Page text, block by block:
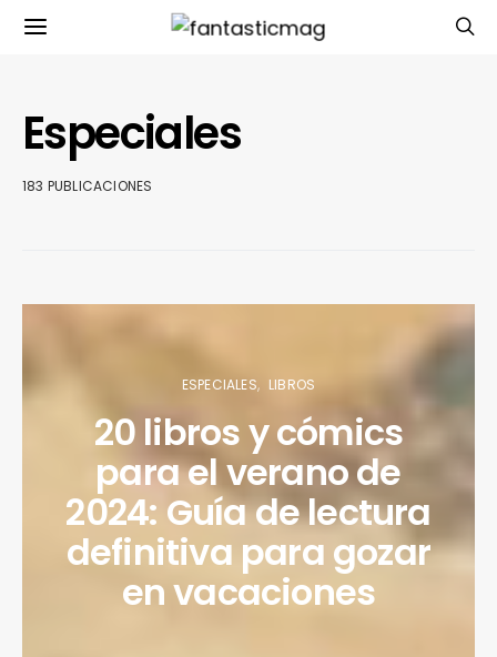
Especiales
183 PUBLICACIONES
ESPECIALES LIBROS
20 libros y cómics
para el verano de
2024: Guía de lectura
definitiva para gozar
en vacaciones